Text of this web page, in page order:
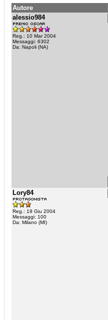
Autore
alessio984
Reg.: 10 Mar 2004
Messaggi: 6302
Da: Napoli (NA)
Lory84
Reg.: 19 Giu 2004
Messaggi: 100
Da: Milano (MI)